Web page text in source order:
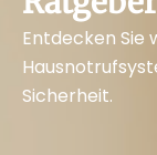
Entdecken Sie
Sicherheit.